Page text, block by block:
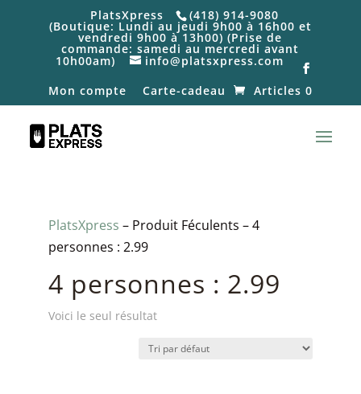
PlatsXpress (418) 914-9080
(Boutique: Lundi au jeudi 9h00 à 16h00 et
vendredi 9h00 à 13h00) (Prise de
commande: samedi au mercredi avant
10h00am)
info@platsxpress.com
Mon compte
Carte-cadeau Articles 0
PlatsXpress – Produit Féculents – 4
personnes : 2.99
4 personnes : 2.99
Voici le seul résultat